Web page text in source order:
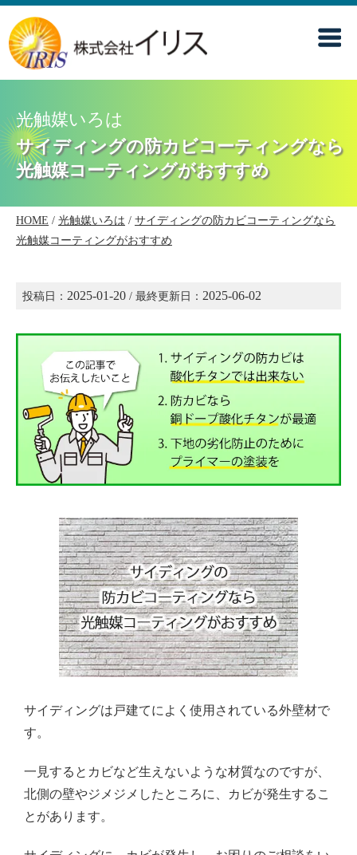
光触媒いろは
サイディングの防カビコーティングなら
光触媒コーティングがおすすめ
HOME / 光触媒いろは / サイディングの防カビコーティングなら
光触媒コーティングがおすすめ
投稿日： 2025-01-20 / 最終更新日： 2025-06-02
サイディングは戸建てによく使用されている外壁材で
す。
一見するとカビなど生えないような材質なのですが、
北側の壁やジメジメしたところに、カビが発生するこ
とがあります。